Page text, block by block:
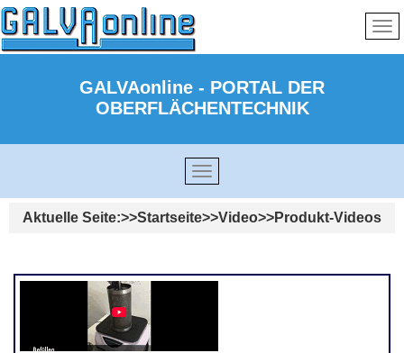
GALVAonline - PORTAL DER
OBERFLÄCHENTECHNIK
Aktuelle Seite: Startseite Video Produkt-Videos